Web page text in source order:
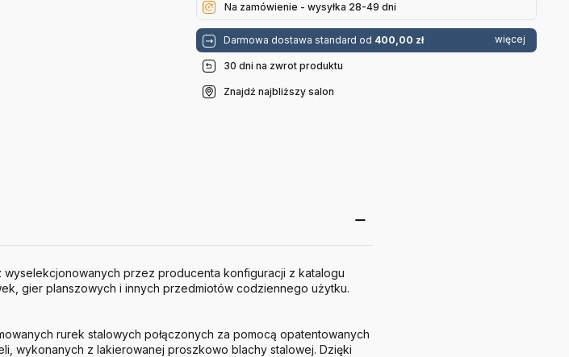
Na zamówienie - wysyłka 28-49 dni
Darmowa dostawa standard od 400,00 zł więcej
30 dni na zwrot produktu
Znajdź najbliższy salon
wyselekcjonowanych przez producenta konfiguracji z katalogu
gier planszowych i innych przedmiotów codziennego użytku.
rurek stalowych połączonych za pomocą opatentowanych
wykonanych z lakierowanej proszkowo blachy stalowej. Dzięki